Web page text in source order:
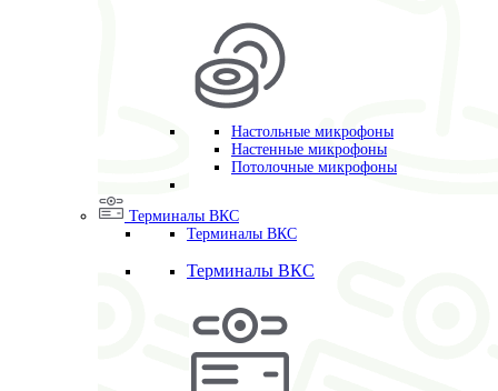
Настольные микрофоны
Настенные микрофоны
Потолочные микрофоны
Терминалы ВКС
Терминалы ВКС
Терминалы ВКС